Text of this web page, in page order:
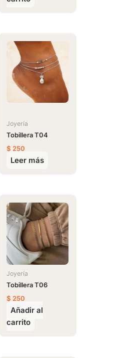
Joyería
Tobillera T04
$ 250
Leer más
Joyería
Tobillera T06
$ 250
Añadir al
carrito